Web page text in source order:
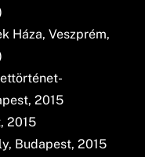
Háza, Veszprém,
2015
2015
Budapest, 2015